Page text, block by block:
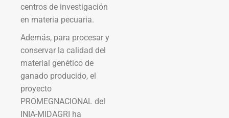
centros de investigación
en materia pecuaria.
Además, para procesar y
conservar la calidad del
material genético de
ganado producido, el
proyecto
PROMEGNACIONAL del
INIA-MIDAGRI ha